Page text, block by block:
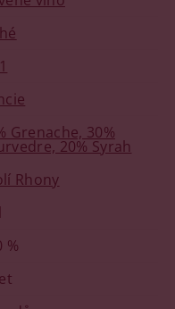
Grenache, 30%
20% Syrah
Rhony
%